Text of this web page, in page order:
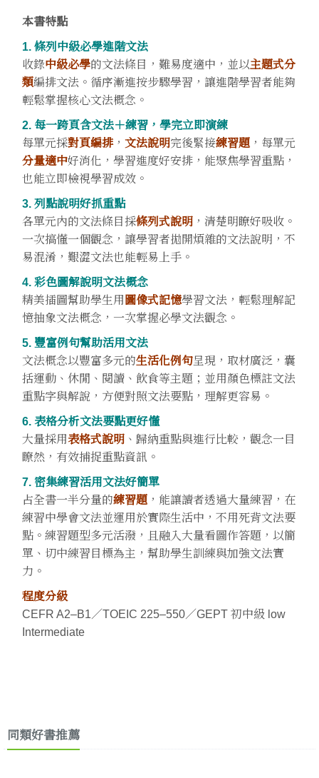
本書特點
1. 條列中級必學進階文法
收錄中級必學的文法條目，難易度適中，並以主題式分
類編排文法。循序漸進按步驟學習，讓進階學習者能夠
輕鬆掌握核心文法概念。
2. 每一跨頁含文法＋練習，學完立即演練
每單元採對頁編排， 文法說明完後緊接練習題，每單元
分量適中好消化，學習進度好安排，能聚焦學習重點，
也能立即檢視學習成效。
3. 列點說明好抓重點
各單元內的文法條目採條列式說明 ，清楚明瞭好吸收。
一次搞懂一個觀念，讓學習者拋開煩雜的文法說明，不
易混淆，艱澀文法也能輕易上手。
4. 彩色圖解說明文法概念
精美插圖幫助學生用 圖像式記憶學習文法，輕鬆理解記
憶抽象文法概念，一次掌握必學文法觀念。
5. 豐富例句幫助活用文法
文法概念以豐富多元的生活化例句呈現，取材廣泛，囊
括運動、休閒、閱讀、飲食等主題；並用顏色標註文法
重點字與解說，方便對照文法要點，理解更容易。
6. 表格分析文法要點更好懂
大量採用表格式說明 、歸納重點與進行比較，觀念一目
瞭然，有效捕捉重點資訊。
7. 密集練習活用文法好簡單
占全書一半分量的練習題，能讓讀者透過大量練習，在
練習中學會文法並運用於實際生活中，不用死背文法要
點。練習題型多元活潑，且融入大量看圖作答題，以簡
單、切中練習目標為主，幫助學生訓練與加強文法實
力。
程度分級
CEFR A2–B1／TOEIC 225–550／GEPT 初中級 low
Intermediate
同類好書推薦